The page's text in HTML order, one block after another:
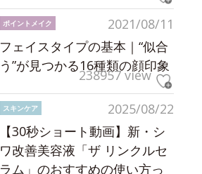
2021/08/11
ポイントメイク
フェイスタイプの基本｜“似合
う”が見つかる16種類の顔印象
238957 view
2025/08/22
スキンケア
【30秒ショート動画】新・シ
ワ改善美容液「ザ リンクルセ
ラム」のおすすめの使い方っ